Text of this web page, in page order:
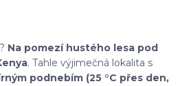
Na pomezí hustého lesa pod
. Tahle výjimečná lokalita s
podnebím (25 °C přes den,